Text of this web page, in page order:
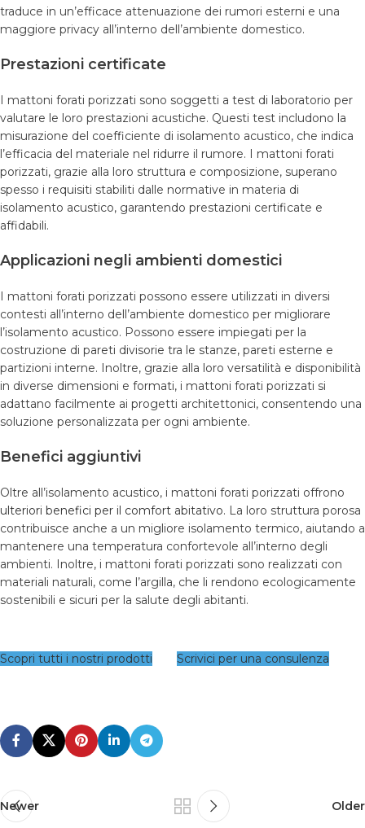
traduce in un’efficace attenuazione dei rumori esterni e una
maggiore privacy all’interno dell’ambiente domestico.
Prestazioni certificate
I mattoni forati porizzati sono soggetti a test di laboratorio per
valutare le loro prestazioni acustiche. Questi test includono la
misurazione del coefficiente di isolamento acustico, che indica
l’efficacia del materiale nel ridurre il rumore. I mattoni forati
porizzati, grazie alla loro struttura e composizione, superano
spesso i requisiti stabiliti dalle normative in materia di
isolamento acustico, garantendo prestazioni certificate e
affidabili.
Applicazioni negli ambienti domestici
I mattoni forati porizzati possono essere utilizzati in diversi
contesti all’interno dell’ambiente domestico per migliorare
l’isolamento acustico. Possono essere impiegati per la
costruzione di pareti divisorie tra le stanze, pareti esterne e
partizioni interne. Inoltre, grazie alla loro versatilità e disponibilità
in diverse dimensioni e formati, i mattoni forati porizzati si
adattano facilmente ai progetti architettonici, consentendo una
soluzione personalizzata per ogni ambiente.
Benefici aggiuntivi
Oltre all’isolamento acustico, i mattoni forati porizzati offrono
ulteriori benefici per il comfort abitativo. La loro struttura porosa
contribuisce anche a un migliore isolamento termico, aiutando a
mantenere una temperatura confortevole all’interno degli
ambienti. Inoltre, i mattoni forati porizzati sono realizzati con
materiali naturali, come l’argilla, che li rendono ecologicamente
sostenibili e sicuri per la salute degli abitanti.
Scopri tutti i nostri prodotti Scrivici per una consulenza
Newer Older